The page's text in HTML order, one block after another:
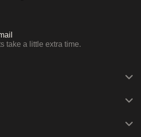
take a little extra time.